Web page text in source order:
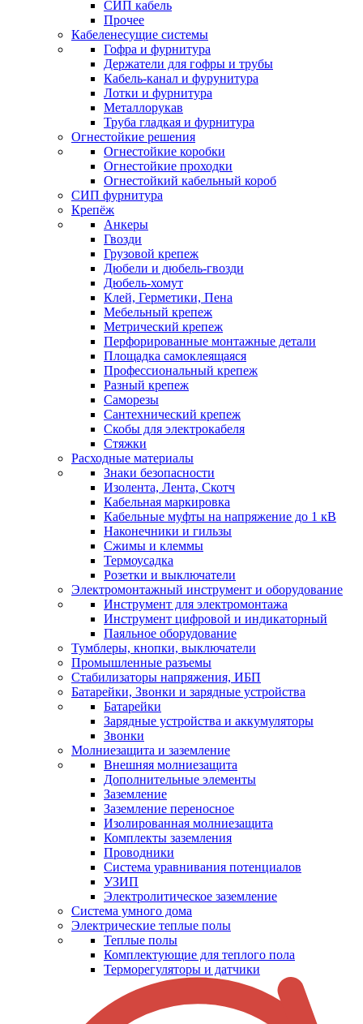
СИП кабель
Прочее
Кабеленесущие системы
Гофра и фурнитура
Держатели для гофры и трубы
Кабель-канал и фурунитура
Лотки и фурнитура
Металлорукав
Труба гладкая и фурнитура
Огнестойкие решения
Огнестойкие коробки
Огнестойкие проходки
Огнестойкий кабельный короб
СИП фурнитура
Крепёж
Анкеры
Гвозди
Грузовой крепеж
Дюбели и дюбель-гвозди
Дюбель-хомут
Клей, Герметики, Пена
Мебельный крепеж
Метрический крепеж
Перфорированные монтажные детали
Площадка самоклеящаяся
Профессиональный крепеж
Разный крепеж
Саморезы
Сантехнический крепеж
Скобы для электрокабеля
Стяжки
Расходные материалы
Знаки безопасности
Изолента, Лента, Скотч
Кабельная маркировка
Кабельные муфты на напряжение до 1 кВ
Наконечники и гильзы
Сжимы и клеммы
Термоусадка
Розетки и выключатели
Электромонтажный инструмент и оборудование
Инструмент для электромонтажа
Инструмент цифровой и индикаторный
Паяльное оборудование
Тумблеры, кнопки, выключатели
Промышленные разъемы
Стабилизаторы напряжения, ИБП
Батарейки, Звонки и зарядные устройства
Батарейки
Зарядные устройства и аккумуляторы
Звонки
Молниезащита и заземление
Внешняя молниезащита
Дополнительные элементы
Заземление
Заземление переносное
Изолированная молниезащита
Комплекты заземления
Проводники
Система уравнивания потенциалов
УЗИП
Электролитическое заземление
Система умного дома
Электрические теплые полы
Теплые полы
Комплектующие для теплого пола
Терморегуляторы и датчики